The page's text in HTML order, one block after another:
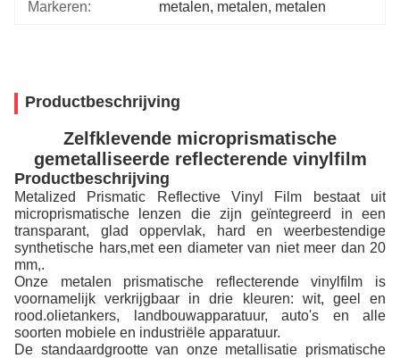
Markeren: metalen, metalen, metalen
Productbeschrijving
Zelfklevende microprismatische
gemetalliseerde reflecterende vinylfilm
Productbeschrijving
Metalized Prismatic Reflective Vinyl Film bestaat uit
microprismatische lenzen die zijn geïntegreerd in een
transparant, glad oppervlak, hard en weerbestendige
synthetische hars,met een diameter van niet meer dan 20
mm,.
Onze metalen prismatische reflecterende vinylfilm is
voornamelijk verkrijgbaar in drie kleuren: wit, geel en
rood.olietankers, landbouwapparatuur, auto's en alle
soorten mobiele en industriële apparatuur.
De standaardgrootte van onze metallisatie prismatische